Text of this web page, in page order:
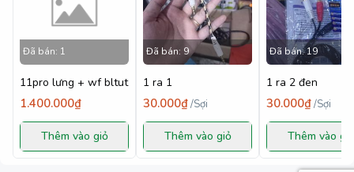
Đã bán: 1
11pro lưng + wf bltut
1.400.000₫
Thêm vào giỏ
Đã bán: 9
1 ra 1
30.000₫/Sợi
Thêm vào giỏ
Đã bán:19
1 ra 2 đen
30.000₫/Sợi
Thêm vào giỏ